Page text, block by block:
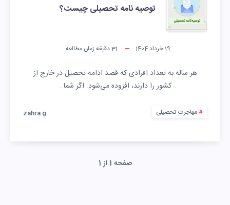
توصیه نامه تحصیلی چیست؟
19 خرداد 1404 31دقیقه زمان مطالعه
هر ساله به تعداد افرادی که قصد ادامه تحصیل در خارج از
کشور را دارند، افزوده می‌شود. اگر شما…
مهاجرت تحصیلی zahra g
صفحه 1 از 1